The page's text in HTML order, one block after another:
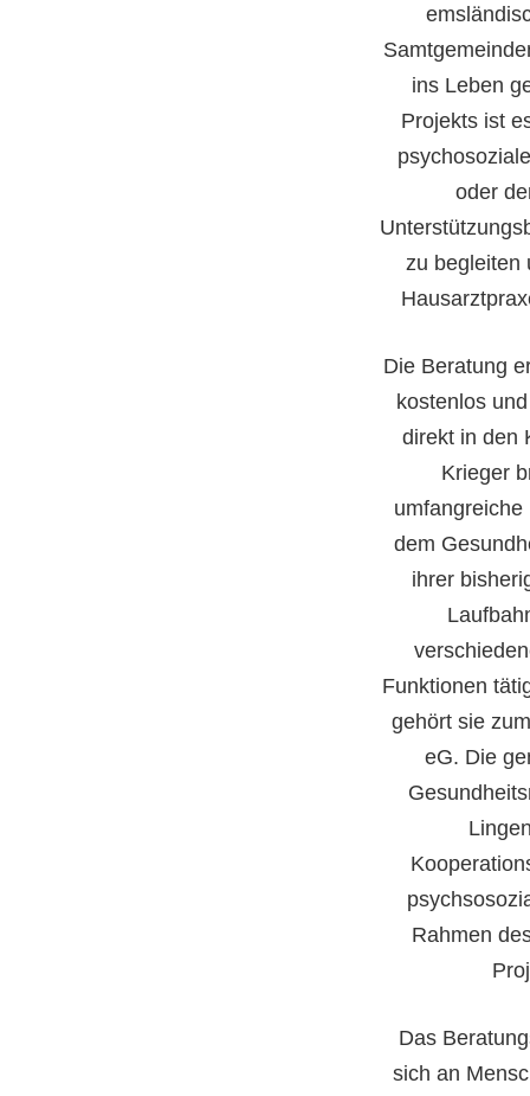
ins Leben
Projekts ist
oder
zu begleiten
Die Beratung
kostenlos
direkt in den
Krieger
dem
ihrer
Funktionen
gehört sie
eG. Die
Rahmen
Das
sich an